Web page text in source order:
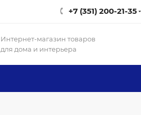
+7 (351) 200-21-35
Интернет-магазин товаров
для дома и интерьера